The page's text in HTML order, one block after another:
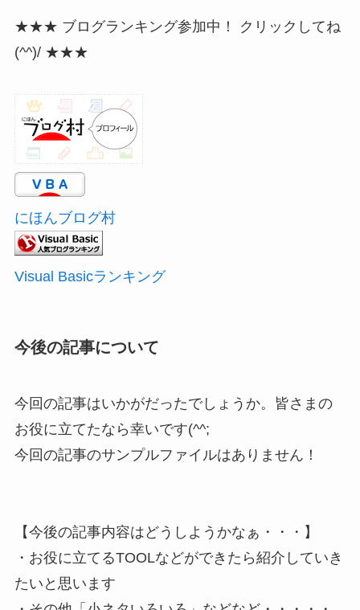
★★★ ブログランキング参加中！ クリックしてね
(^^)/ ★★★
にほんブログ村
Visual Basicランキング
今後の記事について
今回の記事はいかがだったでしょうか。皆さまの
お役に立てたなら幸いです(^^;
今回の記事のサンプルファイルはありません！
【今後の記事内容はどうしようかなぁ・・・】
・お役に立てるTOOLなどができたら紹介していき
たいと思います